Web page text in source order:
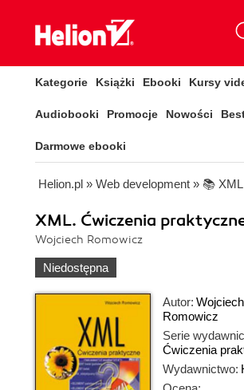
Kategorie Książki Ebooki Kursy
Audiobooki Promocje Nowości
Darmowe ebooki
Helion.pl » Web development » 📚
XML. Ćwiczenia
Wojciech Romowicz
Niedostępna
Autor: Wojciech
Romowicz
Serie
Ćwiczenia
Wydawnictwo: